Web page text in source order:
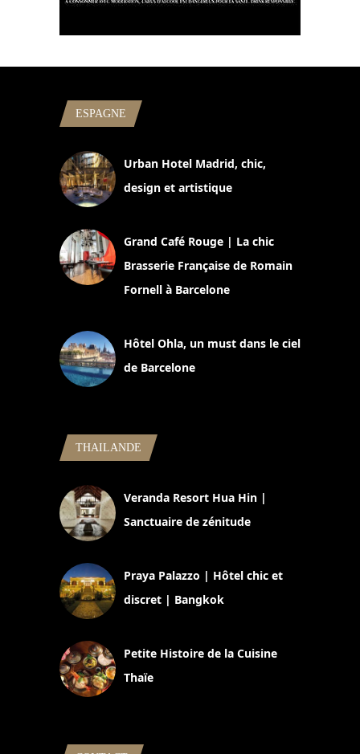
ESPAGNE
Urban Hotel Madrid, chic,
design et artistique
Grand Café Rouge | La chic
Brasserie Française de Romain
Fornell à Barcelone
Hôtel Ohla, un must dans le ciel
de Barcelone
THAILANDE
Veranda Resort Hua Hin |
Sanctuaire de zénitude
Praya Palazzo | Hôtel chic et
discret | Bangkok
Petite Histoire de la Cuisine
Thaïe